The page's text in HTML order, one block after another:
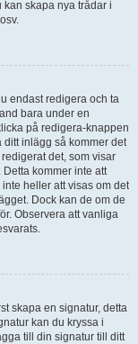
kan skapa nya trådar i
endast redigera och ta
bara under en
på redigera-knappen
inlägg så kommer det
det, som visar
kommer inte att
heller att visas om det
Dock kan de om de
Observera att vanliga
skapa en signatur, detta
kan du kryssa i
till din signatur till ditt